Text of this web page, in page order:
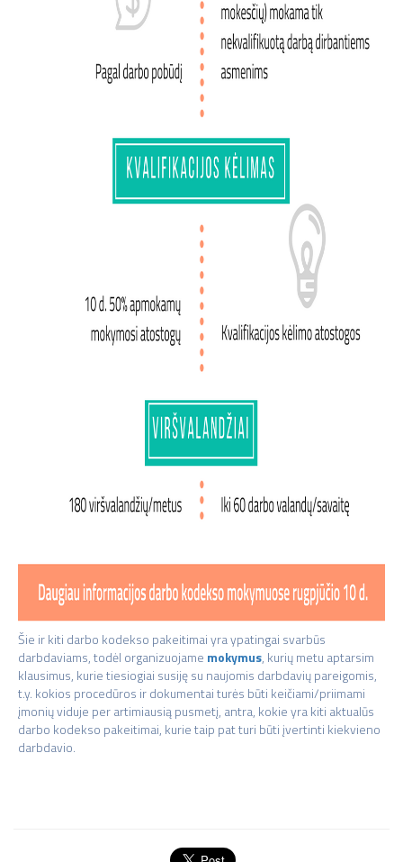
Šie ir kiti darbo kodekso pakeitimai yra ypatingai svarbūs
darbdaviams, todėl organizuojame mokymus, kurių metu aptarsim
klausimus, kurie tiesiogiai susiję su naujomis darbdavių pareigomis,
t.y. kokios procedūros ir dokumentai turės būti keičiami/priimami
įmonių viduje per artimiausią pusmetį, antra, kokie yra kiti aktualūs
darbo kodekso pakeitimai, kurie taip pat turi būti įvertinti kiekvieno
darbdavio.